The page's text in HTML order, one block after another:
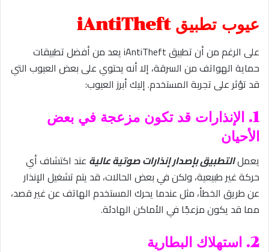
عيوب تطبيق iAntiTheft
على الرغم من أن تطبيق iAntiTheft يعد من أفضل تطبيقات
حماية الهواتف من السرقة، إلا أنه يحتوي على بعض العيوب التي
قد تؤثر على تجربة المستخدم. إليك أبرز العيوب:
1. الإنذارات قد تكون مزعجة في بعض
الأحيان
يعملالتطبيق بإصدار إنذارات صوتية عالية عند اكتشاف أي
حركة غير طبيعية، ولكن في بعض الحالات، قد يتم تشغيل الإنذار
عن طريق الخطأ، مثل عندما يحرك المستخدم الهاتف عن غير قصد،
مما قد يكون مزعجًا في الأماكن الهادئة.
2. استهلاك البطارية